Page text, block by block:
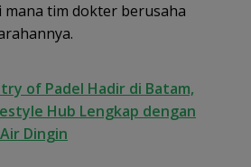
mana tim dokter berusaha
of Padel Hadir di Batam,
Hub Lengkap dengan
Dingin